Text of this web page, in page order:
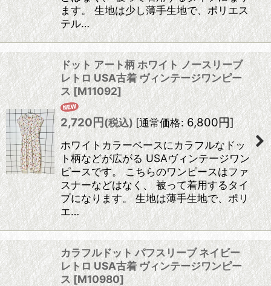
ます。 生地は少し薄手生地で、ポリエス
テル…
ドット アート柄 ホワイト ノースリーブ
レトロ USA古着 ヴィンテージワンピー
ス[M11092]
2,720円(税込) [通常価格: 6,800円]
ホワイトカラーベースにカラフルなドッ
ト柄などが広がる USAヴィンテージワン
ピースです。 こちらのワンピースはファ
スナーなどはなく、 被って着用するタイ
プになります。 生地は薄手生地で、ポリ
エ…
カラフルドット パフスリーブ ネイビー
レトロ USA古着 ヴィンテージワンピー
ス[M10980]